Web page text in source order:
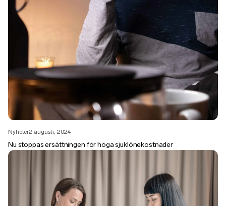
Nyheter2 augusti, 2024
Nu stoppas ersättningen för höga sjuklönekostnader